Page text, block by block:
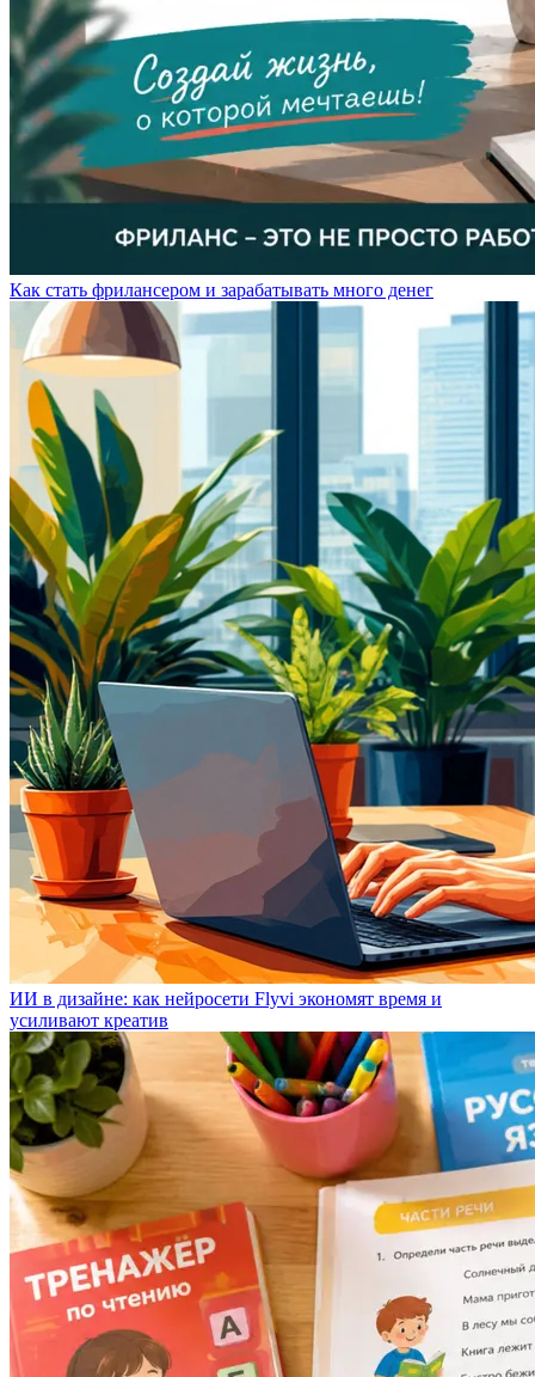
Как стать фрилансером и зарабатывать много денег
ИИ в дизайне: как нейросети Flyvi экономят время и
усиливают креатив